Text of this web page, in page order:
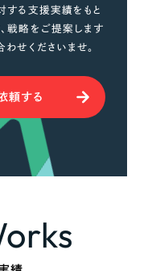
る支援実績をもと
戦略をご提案します
せくださいませ。
頼する